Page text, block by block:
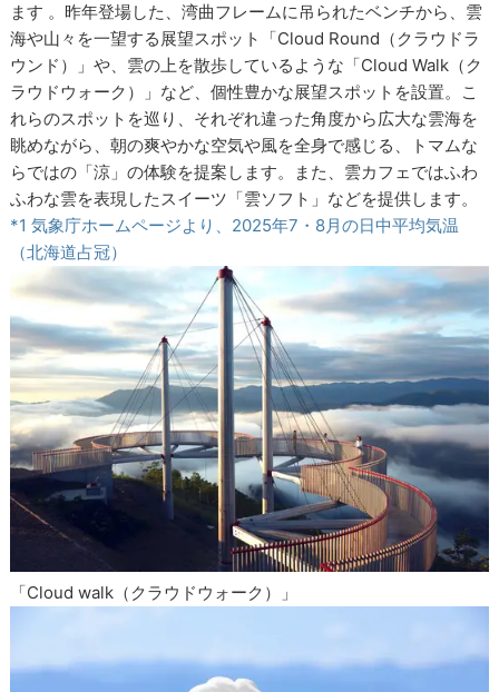
ます 。昨年登場した、湾曲フレームに吊られたベンチから、雲
海や山々を一望する展望スポット「Cloud Round（クラウドラ
ウンド）」や、雲の上を散歩しているような「Cloud Walk（ク
ラウドウォーク）」など、個性豊かな展望スポットを設置。こ
れらのスポットを巡り、それぞれ違った角度から広大な雲海を
眺めながら、朝の爽やかな空気や風を全身で感じる、トマムな
らではの「涼」の体験を提案します。また、雲カフェではふわ
ふわな雲を表現したスイーツ「雲ソフト」などを提供します。
*1 気象庁ホームページより、2025年7・8月の日中平均気温
（北海道占冠）
「Cloud walk（クラウドウォーク）」